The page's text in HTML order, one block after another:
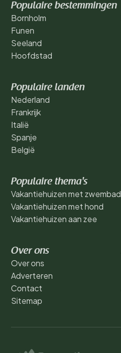
Populaire bestemmingen
Bornholm
Funen
Seeland
Hoofdstad
Populaire landen
Nederland
Frankrijk
Italië
Spanje
België
Populaire thema's
Vakantiehuizen met zwembad
Vakantiehuizen met hond
Vakantiehuizen aan zee
Over ons
Over ons
Adverteren
Contact
Sitemap